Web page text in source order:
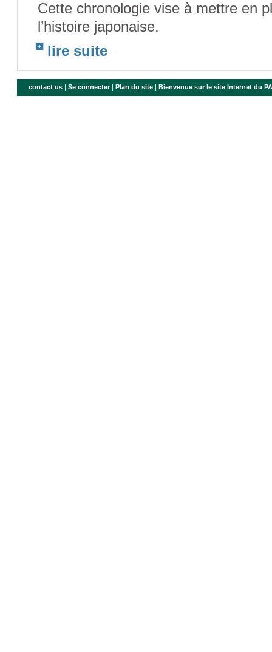
Cette chronologie vise à mettre en
l’histoire japonaise.
lire suite
contact us |Se connecter|Plan du site |Bienvenue sur le site Internet du